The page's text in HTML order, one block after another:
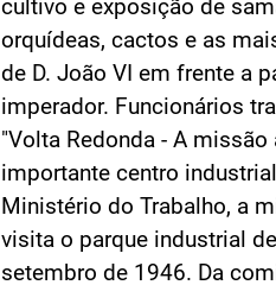
cultivo e exposição de
orquídeas, cactos e as
de D. João VI em frente a
imperador. Funcionários
"Volta Redonda - A
importante centro
Ministério do Trabalho, a
visita o parque industrial
setembro de 1946. Da